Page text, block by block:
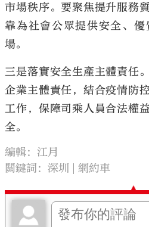
市場秩序。要聚焦提升服務
靠為社會公眾提供安全、
場。
三是落實安全生產主體責任
企業主體責任，結合疫情防
工作，保障司乘人員合法權
全。
編輯：江月
關鍵詞：深圳 網約車